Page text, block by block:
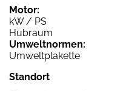
Motor:
kW / PS
Hubraum
Umweltnormen:
Umweltplakette
Standort